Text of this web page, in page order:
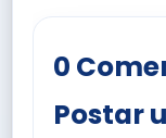
0
Postar